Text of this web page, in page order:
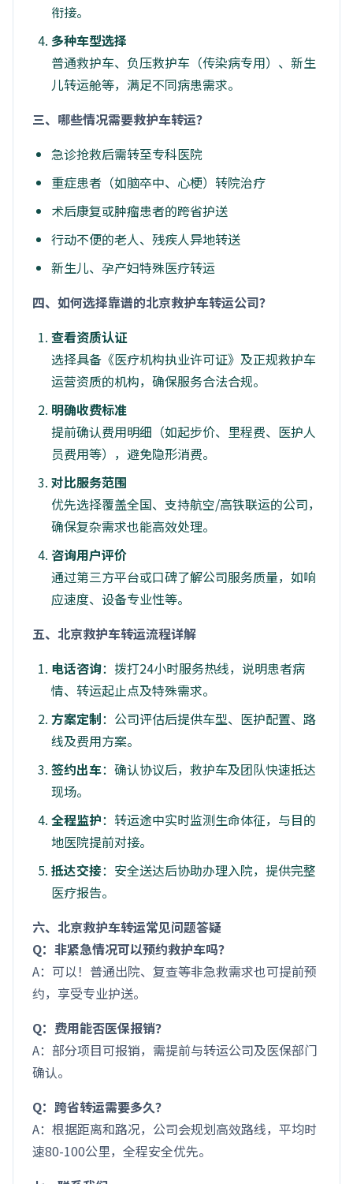
衔接。
多种车型选择
普通救护车、负压救护车（传染病专用）、新生
儿转运舱等，满足不同病患需求。
三、哪些情况需要救护车转运？
急诊抢救后需转至专科医院
重症患者（如脑卒中、心梗）转院治疗
术后康复或肿瘤患者的跨省护送
行动不便的老人、残疾人异地转送
新生儿、孕产妇特殊医疗转运
四、如何选择靠谱的北京救护车转运公司？
查看资质认证
选择具备《医疗机构执业许可证》及正规救护车
运营资质的机构，确保服务合法合规。
明确收费标准
提前确认费用明细（如起步价、里程费、医护人
员费用等），避免隐形消费。
对比服务范围
优先选择覆盖全国、支持航空/高铁联运的公司，
确保复杂需求也能高效处理。
咨询用户评价
通过第三方平台或口碑了解公司服务质量，如响
应速度、设备专业性等。
五、北京救护车转运流程详解
电话咨询：拨打24小时服务热线，说明患者病
情、转运起止点及特殊需求。
方案定制：公司评估后提供车型、医护配置、路
线及费用方案。
签约出车：确认协议后，救护车及团队快速抵达
现场。
全程监护：转运途中实时监测生命体征，与目的
地医院提前对接。
抵达交接：安全送达后协助办理入院，提供完整
医疗报告。
六、北京救护车转运常见问题答疑
Q：非紧急情况可以预约救护车吗？
A：可以！普通出院、复查等非急救需求也可提前预
约，享受专业护送。
Q：费用能否医保报销？
A：部分项目可报销，需提前与转运公司及医保部门
确认。
Q：跨省转运需要多久？
A：根据距离和路况，公司会规划高效路线，平均时
速80-100公里，全程安全优先。